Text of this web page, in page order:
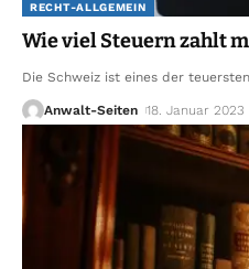
RECHT-ALLGEMEIN
Wie viel Steuern zahlt
Die Schweiz ist eines der
Anwalt-Seiten 18. Januar 2023